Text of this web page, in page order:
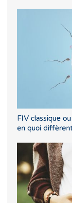
FIV classique
en quoi